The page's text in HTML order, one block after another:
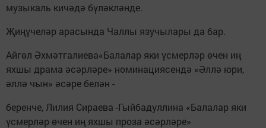
музыкаль кичәдә бүләкләнде.
Җиңүчеләр арасында Чаллы язучылары да бар.
Айгөл Әхмәтгалиева«Балалар яки үсмерләр өчен иң
яхшы драма әсәрләре» номинациясендә «Әллә юри,
әллә чын» әсәре белән -
беренче, Лилия Сираева -Гыйбадуллина «Балалар яки
үсмерләр өчен иң яхшы проза әсәрләре»